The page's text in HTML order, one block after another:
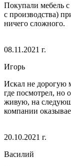
Покупали мебель с
с производства)
ничего сложного.
08.11.2021 г.
Игорь
Искал не дорогую
где посмотрел, но
живую, на
компании
20.10.2021 г.
Василий